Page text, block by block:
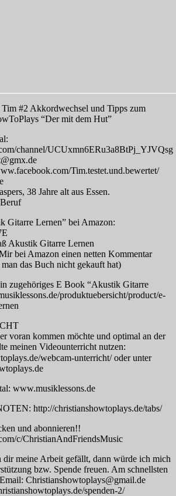
#2 Akkordwechsel und Tipps zum
“Der mit dem Hut”
channel/UCUxmn6ERu3a8BtPj_YJVQsg
Tim.testet.und.bewertet/
38 Jahre alt aus Essen.
Gitarre Lernen” bei Amazon:
Akustik Gitarre Lernen
bei Amazon einen netten Kommentar
das Buch nicht gekauft hat)
zugehöriges E Book “Akustik Gitarre
produktuebersicht/product/e-
voran kommen möchte und optimal an der
meinen Videounterricht nutzen:
webcam-unterricht/ oder unter
www.musiklessons.de
http://christianshowtoplays.de/tabs/
und abonnieren!!
c/ChristianAndFriendsMusic
meine Arbeit gefällt, dann würde ich mich
bzw. Spende freuen. Am schnellsten
Christianshowtoplays@gmail.de
spenden-2/